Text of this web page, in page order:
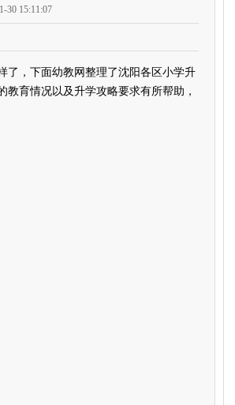
30 15:11:07
，下面幼教网整理了沈阳各区小学升
育情况以及升学攻略要求有所帮助，